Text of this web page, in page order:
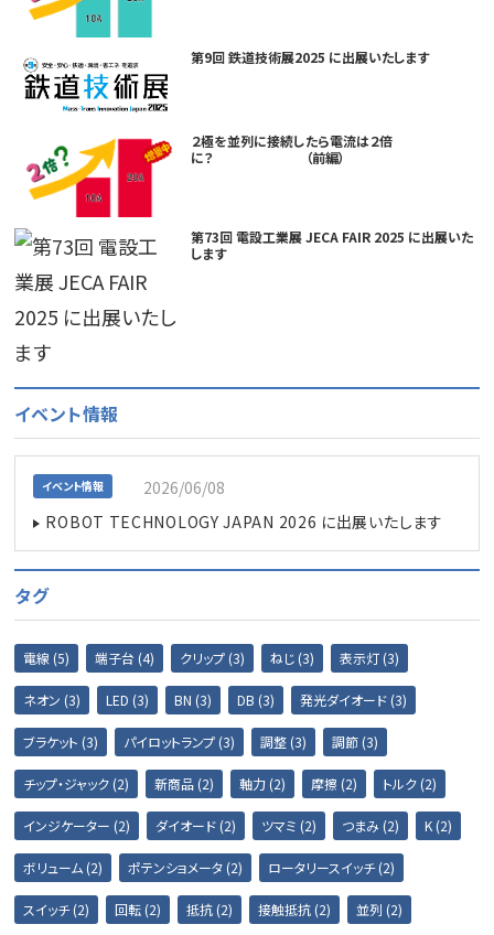
第9回 鉄道技術展2025 に出展いたします
２極を並列に接続したら電流は２倍
に？ （前編）
第73回 電設工業展 JECA FAIR 2025 に出展いた
します
イベント情報
2026/06/08
ROBOT TECHNOLOGY JAPAN 2026 に出展いたします
イベント情報
タグ
電線 (5) 端子台 (4) クリップ (3) ねじ (3) 表示灯 (3)
ネオン (3) LED (3) BN (3) DB (3) 発光ダイオード (3)
ブラケット (3) パイロットランプ (3) 調整 (3) 調節 (3)
チップ・ジャック (2) 新商品 (2) 軸力 (2) 摩擦 (2) トルク (2)
インジケーター (2) ダイオード (2) ツマミ (2) つまみ (2) K (2)
ボリューム (2) ポテンショメータ (2) ロータリースイッチ (2)
スイッチ (2) 回転 (2) 抵抗 (2) 接触抵抗 (2) 並列 (2)